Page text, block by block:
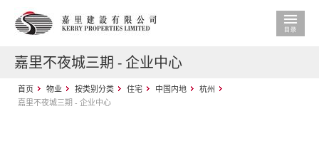
嘉里不夜城三期 - 企业中心
首页 物业 按类别分类 住宅 中国内地
杭州
嘉里不夜城三期 - 企业中心